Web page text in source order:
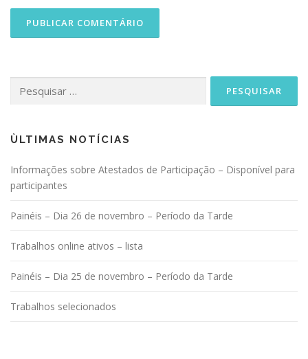
por:
ÙLTIMAS NOTÍCIAS
Informações sobre Atestados de Participação – Disponível para
participantes
Painéis – Dia 26 de novembro – Período da Tarde
Trabalhos online ativos – lista
Painéis – Dia 25 de novembro – Período da Tarde
Trabalhos selecionados